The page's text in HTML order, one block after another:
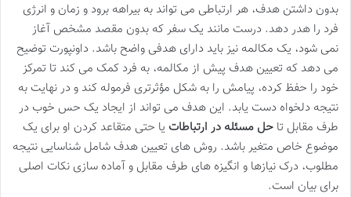
بدون داشتن هدف، هر ارتباطی می تواند به بیراهه برود و زمان و انرژی
فرد را هدر دهد. درست مانند یک سفر که بدون مقصد مشخص آغاز
نمی شود، یک مکالمه نیز باید دارای هدفی واضح باشد. داونپورت توضیح
می دهد که تعیین هدف پیش از مکالمه، به فرد کمک می کند تا تمرکز
خود را حفظ کرده، پیامش را به شکل مؤثرتری فرموله کند و در نهایت به
نتیجه دلخواه دست یابد. این هدف می تواند از ایجاد یک حس خوب در
طرف مقابل تا حل مسئله در ارتباطات یا حتی متقاعد کردن او برای یک
موضوع خاص متغیر باشد. روش های تعیین هدف شامل شناسایی نتیجه
مطلوب، درک نیازها و انگیزه های طرف مقابل و آماده سازی نکات اصلی
برای بیان است.